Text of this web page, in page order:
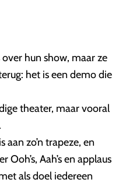
over hun show, maar ze
het is een demo die
theater, maar vooral
zo’n trapeze, en
Ooh’s, Aah’s en applaus
als doel iedereen